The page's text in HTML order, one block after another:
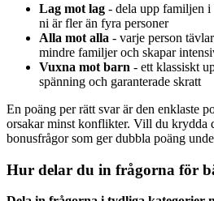
Lag mot lag - dela upp familjen
ni är fler än fyra personer
Alla mot alla - varje person
mindre familjer och skapar
Vuxna mot barn - ett klassiskt
spänning och garanterade skratt
En poäng per rätt svar är den enklaste
orsakar minst konflikter. Vill du krydda
bonusfrågor som ger dubbla poäng
Hur delar du in frågorna för